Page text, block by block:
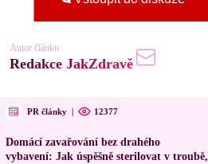
Autor článku
Redakce JakZdravě
PR články | 12377
Domácí zavařování bez drahého
vybavení: Jak úspěšně sterilovat v troubě,